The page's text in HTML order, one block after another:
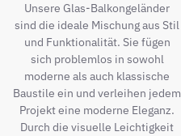
Unsere Glas-Balkongeländer
sind die ideale Mischung aus Stil
und Funktionalität. Sie fügen
sich problemlos in sowohl
moderne als auch klassische
Baustile ein und verleihen jedem
Projekt eine moderne Eleganz.
Durch die visuelle Leichtigkeit